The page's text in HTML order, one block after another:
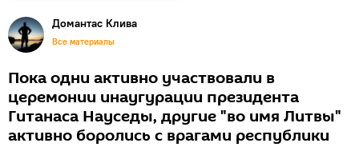
Домантас Клива
Все материалы
Пока одни активно участвовали в
церемонии инаугурации президента
Гитанаса Науседы, другие "во имя Литвы"
активно боролись с врагами республики